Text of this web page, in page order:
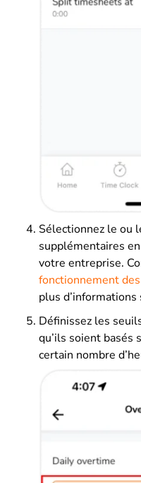
Sélectionnez le ou
supplémentaires
votre entreprise.
fonctionnement
plus
Définissez les
qu’ils soient basés
certain nombre